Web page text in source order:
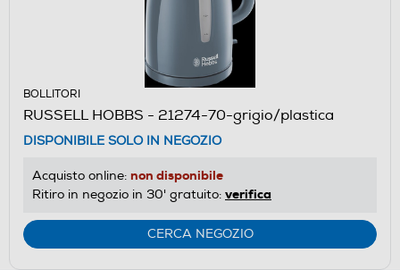
BOLLITORI
RUSSELL HOBBS - 21274-70-grigio/plastica
DISPONIBILE SOLO IN NEGOZIO
Acquisto online: non disponibile
Ritiro in negozio in 30' gratuito: verifica
CERCA NEGOZIO